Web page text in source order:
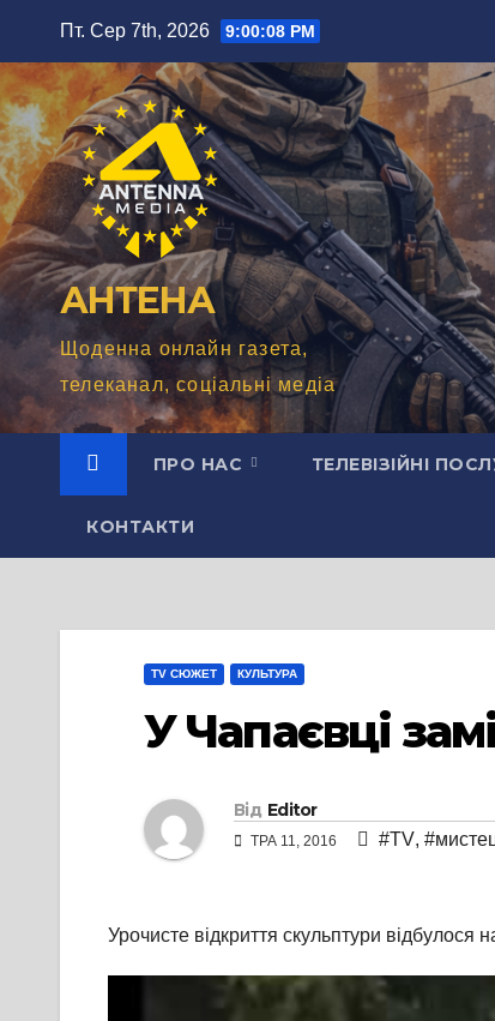
вмісту
Пт. Сер 7th, 2026 9:00:10 PM
АНТЕНА
Щоденна онлайн газета,
телеканал, соціальні медіа
ПРО НАС ТЕЛЕВІЗІЙНІ
КОНТАКТИ
TV СЮЖЕТ КУЛЬТУРА
У Чапаєвці
Від Editor
ТРА 11, 2016 #TV,
Урочисте відкриття скульптури відбулося